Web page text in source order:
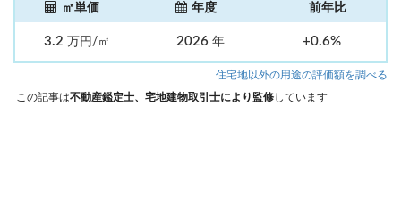
㎡単価 年度 前年比
3.2 万円/㎡ 2026 年 +0.6%
住宅地以外の用途の評価額を調べる
この記事は不動産鑑定士、宅地建物取引士により監修しています